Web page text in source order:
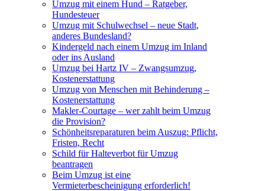
Umzug mit einem Hund – Ratgeber,
Hundesteuer
Umzug mit Schulwechsel – neue Stadt,
anderes Bundesland?
Kindergeld nach einem Umzug im Inland
oder ins Ausland
Umzug bei Hartz IV – Zwangsumzug,
Kostenerstattung
Umzug von Menschen mit Behinderung –
Kostenerstattung
Makler-Courtage – wer zahlt beim Umzug
die Provision?
Schönheitsreparaturen beim Auszug: Pflicht,
Fristen, Recht
Schild für Halteverbot für Umzug
beantragen
Beim Umzug ist eine
Vermieterbescheinigung erforderlich!